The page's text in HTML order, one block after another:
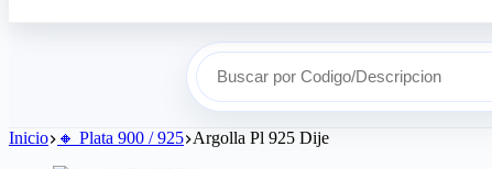
Buscar por Codigo/Descripcion
Inicio 🔸​ Plata 900 / 925 Argolla Pl 925 Dije